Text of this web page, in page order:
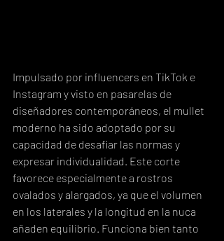
Impulsado por influencers en TikTok e
Instagram y visto en pasarelas de
diseñadores contemporáneos, el mullet
moderno ha sido adoptado por su
capacidad de desafiar las normas y
expresar individualidad. Este corte
favorece especialmente a rostros
ovalados y alargados, ya que el volumen
en los laterales y la longitud en la nuca
añaden equilibrio. Funciona bien tanto